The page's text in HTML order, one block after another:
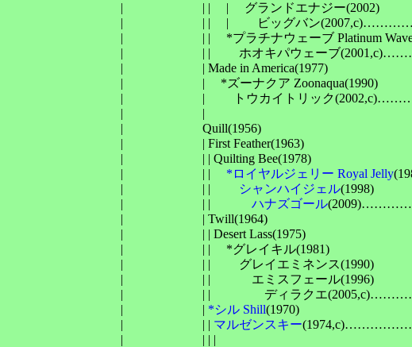
| 　　　　　　| | 　| 　グランドエナジー(2002)
| 　　　　　　| | 　| 　　ビッグバン
| 　　　　　　| | 　*プラチナウェーブ Platinum
| 　　　　　　| | 　　ホオキパウェーブ
| 　　　　　　| Made in America(1977)
| 　　　　　　| 　*ズーナクア Zoonaqua(1990)
| 　　　　　　| 　　トウカイトリック
| 　　　　　　| 　　　　　　　　　　　　　　　　　　　
| 　　　　　　Quill(1956)
| 　　　　　　| First Feather(1963)
| 　　　　　　| | Quilting Bee(1978)
| 　　　　　　| | *ロイヤルジェリー Royal Jelly
| 　　　　　　| |
シャンハイジェル(1998)
| 　　　　　　| | ハナズゴール
| 　　　　　　| Twill(1964)
| 　　　　　　| | Desert Lass(1975)
| 　　　　　　| | 　*グレイキル(1981)
| 　　　　　　| | 　　グレイエミネンス(1990)
| 　　　　　　| | 　　　エミスフェール(1996)
| 　　　　　　| | 　　　　ディラクエ
| 　　　　　　| *シル Shill(1970)
| 　　　　　　| | マルゼンスキー
| 　　　　　　| | | 　　　　　　　　　　　　　　　　　　